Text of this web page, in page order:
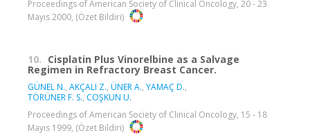
Proceedings of American Society of Clinical Oncology, 20 - 23
Mayıs 2000, (Özet Bildiri)
10. Cisplatin Plus Vinorelbine as a Salvage
Regimen in Refractory Breast Cancer.
GÜNEL N., AKÇALI Z., ÜNER A., YAMAÇ D.,
TÖRÜNER F. S., COŞKUN U.
Proceedings of American Society of Clinical Oncology, 15 - 18
Mayıs 1999, (Özet Bildiri)